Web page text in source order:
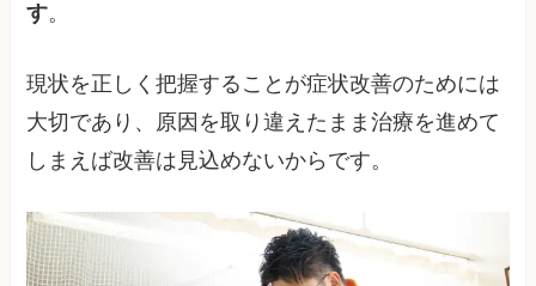
す。
現状を正しく把握することが症状改善のためには
大切であり、原因を取り違えたまま治療を進めて
しまえば改善は見込めないからです。